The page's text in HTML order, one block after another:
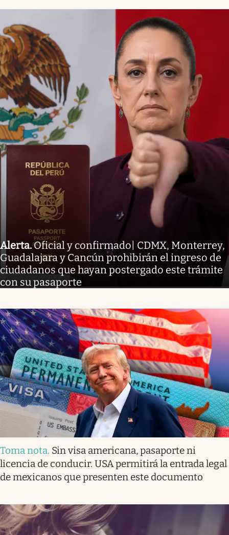
Alerta.Oficial y confirmado| CDMX, Monterrey,
Guadalajara y Cancún prohibirán el ingreso de
ciudadanos que hayan postergado este trámite
con su pasaporte
Toma nota. Sin visa americana, pasaporte ni
licencia de conducir. USA permitirá la entrada legal
de mexicanos que presenten este documento